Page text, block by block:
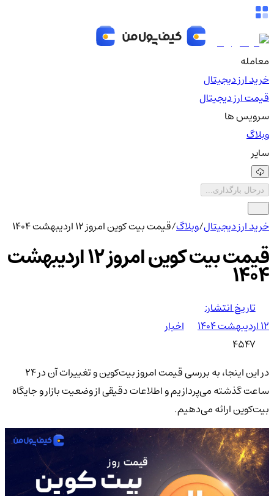
معامله
خرید ارز دیجیتال
قیمت ارز دیجیتال
سرویس ها
وبلاگ
سایر
درحال بارگذاری...
خرید ارز دیجیتال/وبلاگ/قیمت بیت کوین امروز ۱۲ اردیبهشت ۱۴۰۴
قیمت بیت کوین امروز ۱۲ اردیبهشت
۱۴۰۴
تاریخ انتشار:
۱۲ اردیبهشت ۱۴۰۴
اخبار
4547
در این اینجا، به بررسی قیمت امروز بیت‌کوین و تغییرات آن در 24
ساعت گذشته می‌پردازیم و اطلاعات دقیقی از وضعیت بازار و جایگاه
بیت‌کوین ارائه می‌دهیم.